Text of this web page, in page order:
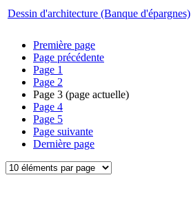
Dessin d'architecture (Banque d'épargnes)
Première page
Page précédente
Page 1
Page 2
Page 3 (page actuelle)
Page 4
Page 5
Page suivante
Dernière page